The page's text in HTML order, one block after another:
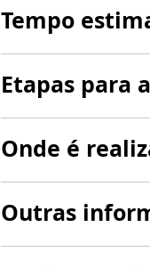
Tempo
Etapas para
Onde é
Outras